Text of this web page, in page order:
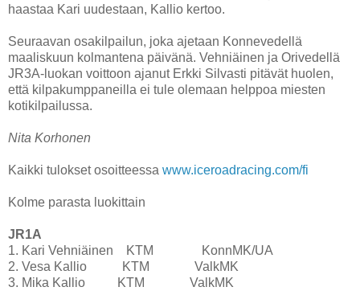
haastaa Kari uudestaan, Kallio kertoo.
Seuraavan osakilpailun, joka ajetaan Konnevedellä
maaliskuun kolmantena päivänä. Vehniäinen ja Orivedellä
JR3A-luokan voittoon ajanut Erkki Silvasti pitävät huolen,
että kilpakumppaneilla ei tule olemaan helppoa miesten
kotikilpailussa.
Nita Korhonen
Kaikki tulokset osoitteessa www.iceroadracing.com/fi
Kolme parasta luokittain
JR1A
1. Kari Vehniäinen KTM KonnMK/UA
2. Vesa Kallio KTM ValkMK
3. Mika Kallio KTM ValkMK